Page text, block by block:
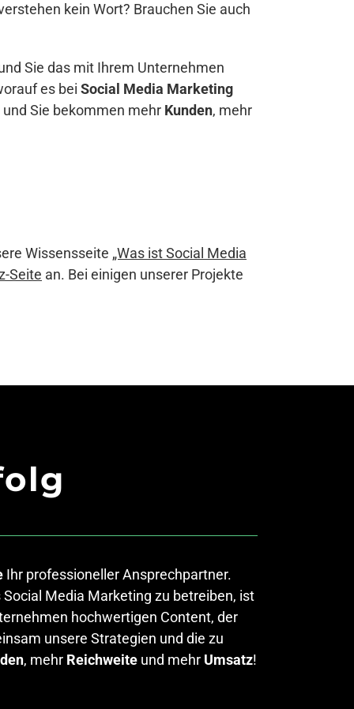
kein Wort? Brauchen Sie auch
Sie das mit Ihrem Unternehmen
es bei Social Media Marketing
Sie bekommen mehr Kunden, mehr
Wissensseite „Was ist Social Media
Seite an. Bei einigen unserer Projekte
Ihr professioneller Ansprechpartner.
Media Marketing zu betreiben, ist
hochwertigen Content, der
unsere Strategien und die zu
, mehr Reichweite und mehr Umsatz!